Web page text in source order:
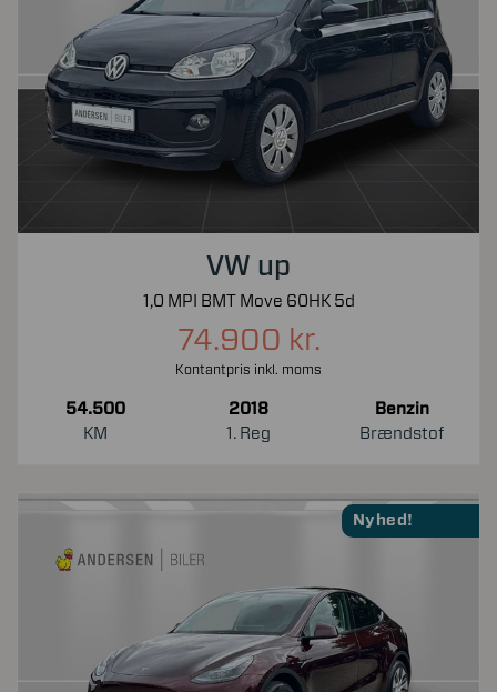
VW up
1,0 MPI BMT Move 60HK 5d
74.900 kr.
Kontantpris inkl. moms
54.500
KM
2018
1. Reg
Benzin
Brændstof
Nyhed!